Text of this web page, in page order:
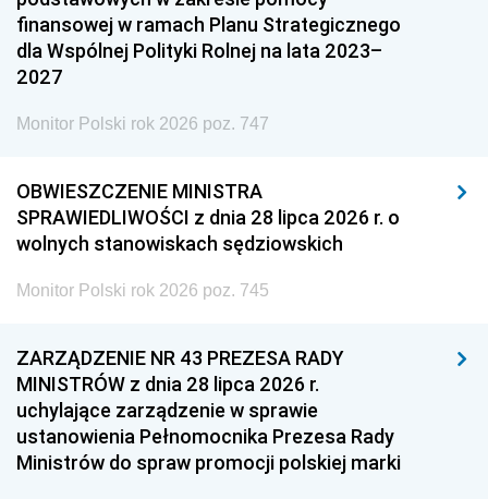
finansowej w ramach Planu Strategicznego
dla Wspólnej Polityki Rolnej na lata 2023–
2027
Monitor Polski rok 2026 poz. 747
OBWIESZCZENIE MINISTRA
SPRAWIEDLIWOŚCI z dnia 28 lipca 2026 r. o
wolnych stanowiskach sędziowskich
Monitor Polski rok 2026 poz. 745
ZARZĄDZENIE NR 43 PREZESA RADY
MINISTRÓW z dnia 28 lipca 2026 r.
uchylające zarządzenie w sprawie
ustanowienia Pełnomocnika Prezesa Rady
Ministrów do spraw promocji polskiej marki